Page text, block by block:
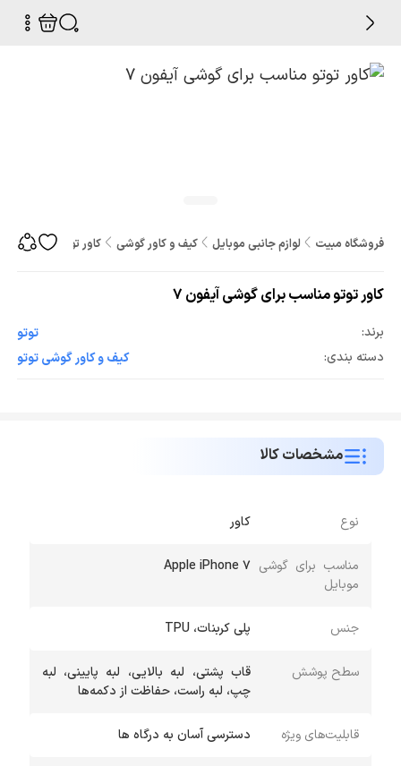
فروشگاه مبیت لوازم جانبی موبایل کیف و کاور گوشی کاور توتو مناسب
کاور توتو مناسب برای گوشی آیفون 7
برند:
توتو
دسته بندی:
کیف و کاور گوشی توتو
مشخصات کالا
نوع کاور
مناسب برای گوشی
موبایل
Apple iPhone 7
جنس پلی کربنات، TPU
سطح پوشش
قاب پشتی، لبه بالایی، لبه پایینی، لبه
چپ، لبه راست، حفاظت از دکمه‌ها
قابلیت‌های ویژه دسترسی آسان به درگاه ها